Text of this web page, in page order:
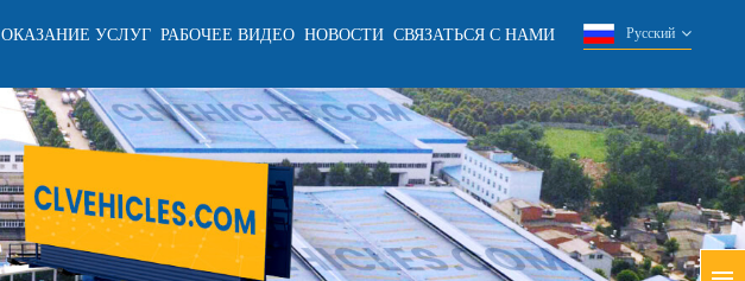
ОКАЗАНИЕ УСЛУГ РАБОЧЕЕ ВИДЕО НОВОСТИ СВЯЗАТЬСЯ С НАМИ Русский